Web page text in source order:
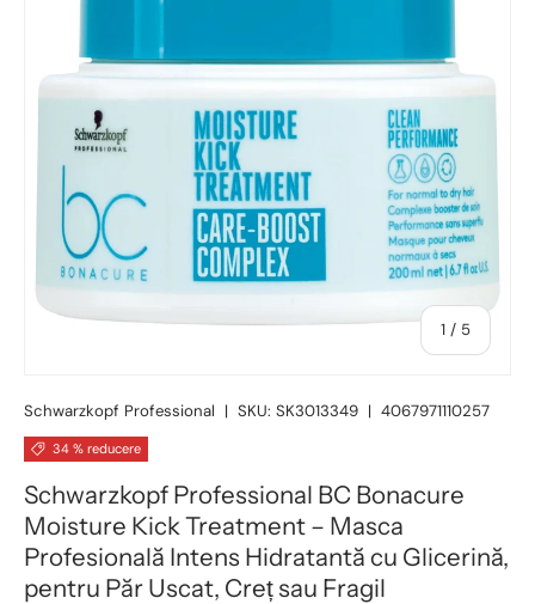
1 / 5
Schwarzkopf Professional | SKU: SK3013349 | 4067971110257
34 % reducere
Schwarzkopf Professional BC Bonacure
Moisture Kick Treatment – Masca
Profesională Intens Hidratantă cu Glicerină,
pentru Păr Uscat, Creț sau Fragil